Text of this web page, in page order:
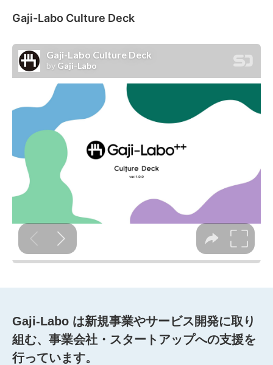
Gaji-Labo Culture Deck
Gaji-Labo は新規事業やサービス開発に取り
組む、事業会社・スタートアップへの支援を
行っています。